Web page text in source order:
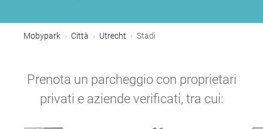
Mobypark Città Utrecht Stadi
Prenota un parcheggio con proprietari
privati e aziende verificati, tra cui: